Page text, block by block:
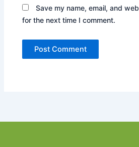
Save my name, email, and
for the next time I comment.